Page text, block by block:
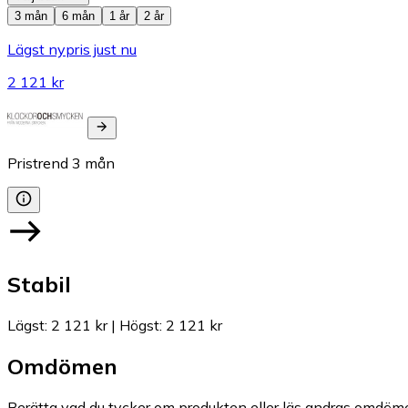
3 mån
6 mån 1 år 2 år
Lägst nypris just nu
2 121 kr
Pristrend 3 mån
Stabil
Lägst: 2 121 kr| Högst: 2 121 kr
Omdömen